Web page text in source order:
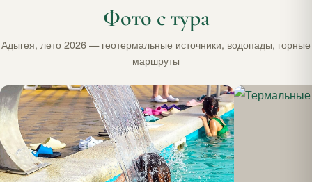
Фото с тура
Адыгея, лето 2026 — геотермальные источники, водопады, горные
маршруты